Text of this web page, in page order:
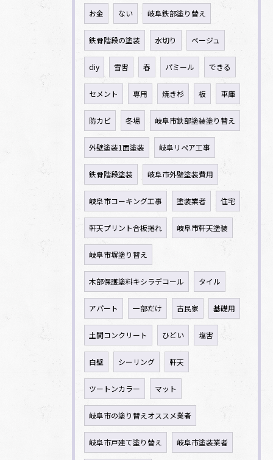
お金 ない 岐阜鉄部塗り替え
鉄骨階段の塗装 水切り ベージュ
diy 雪害 春 パミール できる
セメント 専用 焼き杉 板 車庫
防カビ 冬場 岐阜市鉄部塗装塗り替え
外壁塗装1面塗装 岐阜リペア工事
鉄骨階段塗装 岐阜市外壁塗装費用
岐阜市コーキング工事 塗装業者 住宅
軒天プリント合板捲れ 岐阜市軒天塗装
岐阜市塀塗り替え
木部保護塗料キシラデコール タイル
アパート 一部だけ 古民家 基礎用
土間コンクリート ひどい 塩害
白壁 シーリング 軒天
ツートンカラー マット
岐阜市の塗り替えオススメ業者
岐阜市戸建て塗り替え 岐阜市塗装業者